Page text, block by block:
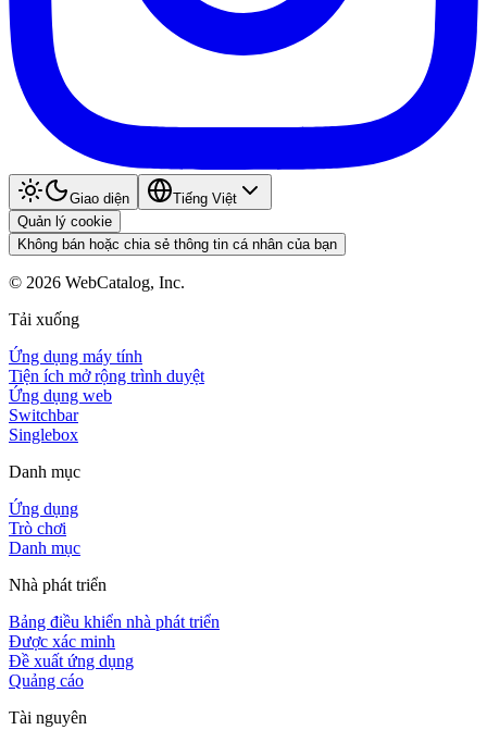
Giao diện
Tiếng Việt
Quản lý cookie
Không bán hoặc chia sẻ thông tin cá nhân của bạn
© 2026 WebCatalog, Inc.
Tải xuống
Ứng dụng máy tính
Tiện ích mở rộng trình duyệt
Ứng dụng web
Switchbar
Singlebox
Danh mục
Ứng dụng
Trò chơi
Danh mục
Nhà phát triển
Bảng điều khiển nhà phát triển
Được xác minh
Đề xuất ứng dụng
Quảng cáo
Tài nguyên